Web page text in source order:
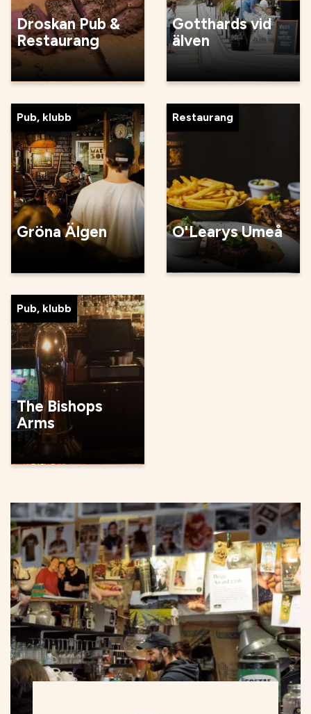
Droskan Pub &
Restaurang
Gotthards vid
älven
Pub, klubb
Gröna Älgen
Restaurang
O'Learys Umeå
Pub, klubb
The Bishops
Arms